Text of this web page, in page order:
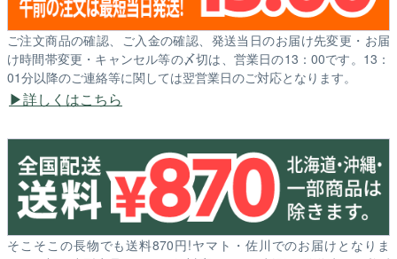
ご注文商品の確認、ご入金の確認、発送当日のお届け先変更・お届
け時間帯変更・キャンセル等の〆切は、営業日の13：00です。13：
01分以降のご連絡等に関しては翌営業日のご対応となります。
詳しくはこちら
そこそこの長物でも送料870円!ヤマト・佐川でのお届けとなりま